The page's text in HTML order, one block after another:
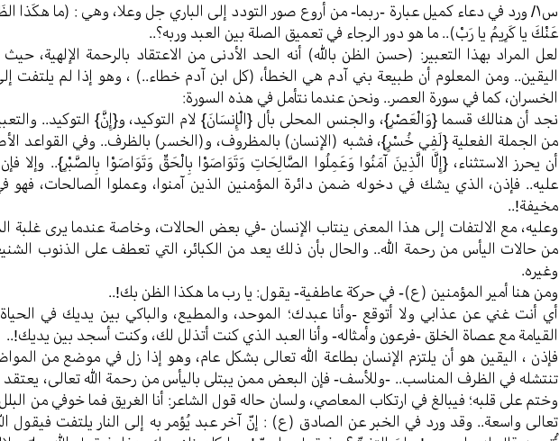
س١/ ورد في دعاء كميل عبارة -ربما- من أروع صور التودد إلى الباري جل وعلا، وهي : (ما هكَذا
عَنْكَ يا كَرِيمُ يا رَبْ).. ما هو دور الرجاء في تعميق الصلة بين العبد وربه؟..
لعل المراد بهذا التعبير: (حسن الظن بالله) أنه الحد الأدنى من الاعتقاد بالرحمة الإلهية،
اليقين.. ومن المعلوم أن طبيعة بني آدم هي الخطأ، (كل ابن آدم خطاء..) ، وهو إذا لم يلتفت
الخسران، كما في سورة العصر.. ونحن عندما نتأمل في هذه السورة:
نجد أن هنالك قسما {وَالْعَصْرِ}، والجنس المحلى بأل {الْإِنسَانَ} لام التوكيد، و{إِنَّ} التوكيد..
من الجملة الفعلية {لَفِي خُسْرٍ}، فشبه (الإنسان) بالمظروف، و(الخسر) بالظرف.. وفي القواعد
أن يحرز الاستثناء، {إِلَّا الَّذِينَ آمَنُوا وَعَمِلُوا الصَّالِحَاتِ وَتَوَاصَوْا بِالْحَقِّ وَتَوَاصَوْا بِالصَّبْرِ}.. وإلا
عليه.. فإذن، الذي يشك في دخوله ضمن دائرة المؤمنين الذين آمنوا، وعملوا الصالحات، فهو
مخيفة!..
وعليه، مع الالتفات إلى هذا المعنى ينتاب الإنسان -في بعض الحالات، وخاصة عندما يرى غلبة
من حالات اليأس من رحمة الله.. والحال بأن ذلك يعد من الكبائر، التي تعطف على الذنوب
وغيره.
ومن هنا أمير المؤمنين (ع)- في حركة عاطفية- يقول: يا رب ما هكذا الظن بك!..
أي أنت غني عن عذابي ولا أتوقع -وأنا عبدك؛ الموحد، والمطيع، والباكي بين يديك في
القيامة مع عصاة الخلق -فرعون وأمثاله- وأنا العبد الذي كنت أتذلل لك، وكنت أسجد بين يديك!..
فإذن ، اليقين هو أن يلتزم الإنسان بطاعة الله تعالى بشكل عام، وهو إذا زل في موضع من
تنتشله في الظرف المناسب.. -وللأسف- فإن البعض ممن يبتلى باليأس من رحمة الله تعالى، يعتقد
وختم على قلبه؛ فيبالغ في ارتكاب المعاصي، ولسان حاله قول الشاعر: أنا الغريق فما خوفي من
تعالى واسعة.. وقد ورد في الخبر عن الصادق (ع) : إنّ آخر عبد يُؤمر به إلى النار يلتفت فيقول